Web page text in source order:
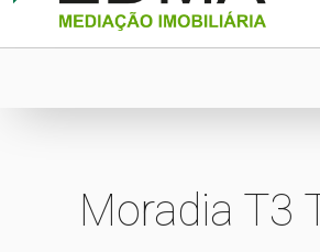
Moradia T3